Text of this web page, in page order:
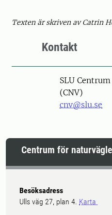
Texten är skriven av Catrin
Kontakt
SLU
(CNV)
cnv@slu.se
Centrum för
Besöksadress
Ulls väg 27, plan 4. Karta